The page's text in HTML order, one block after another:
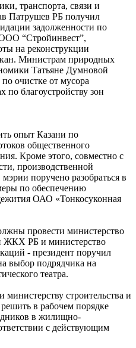
транспорта, связи и
Патрушев РБ получил
задолженности по
“Стройинвест”,
на реконструкции
Министрам природных
Татьяне Думновой
очистке от мусора
по благоустройству зон
опыт Казани по
общественного
Кроме этого, совместно с
производственной
поручено разобраться в
по обеспечению
ОАО «Тонкосуконная
провести министерство
ЖКХ РБ и министерство
- президент поручил
выбор подрядчика на
театра.
строительства и
в рабочем порядке
в жилищно-
с действующим